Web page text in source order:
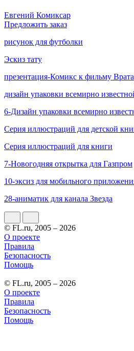
Евгений Комиксар
Предложить заказ
рисунок для футболки
Эскиз тату
презентация-Комикс к фильму
дизайн упаковки всемирно
6-Дизайн упаковки всемирно
Серия иллюстраций для детской
Серия иллюстраций для книги
7-Новогодняя открытка для Газпром
10-эксиз для мобильного
28-аниматик для канала Звезда
© FL.ru, 2005 – 2026
О проекте
Правила
Безопасность
Помощь
© FL.ru, 2005 – 2026
О проекте
Правила
Безопасность
Помощь